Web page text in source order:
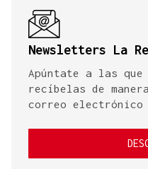
Newsletters La
Apúntate a las
recíbelas de
correo electrónico